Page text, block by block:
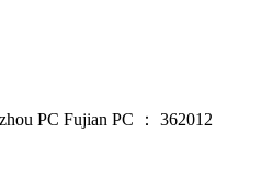
PC Fujian PC ： 362012